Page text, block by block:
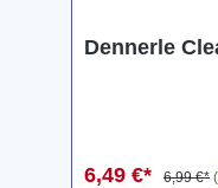
Dennerle
6,49 €* 6,99 €*